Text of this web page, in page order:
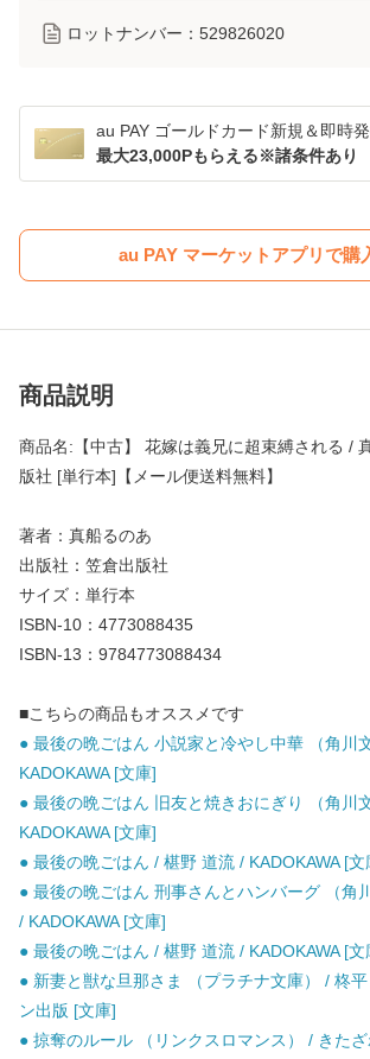
ロットナンバー： 529826020
au PAY ゴールドカード新規＆即時
最大23,000Pもらえる※諸条件あり
au PAY マーケットアプリで購
商品説明
商品名:【中古】 花嫁は義兄に超束縛される /
版社 [単行本]【メール便送料無料】
著者：真船るのあ
出版社：笠倉出版社
サイズ：単行本
ISBN-10：4773088435
ISBN-13：9784773088434
■こちらの商品もオススメです
● 最後の晩ごはん 小説家と冷やし中華 （角川
KADOKAWA [文庫]
● 最後の晩ごはん 旧友と焼きおにぎり （角川
KADOKAWA [文庫]
● 最後の晩ごはん / 椹野 道流 / KADOKAWA [文
● 最後の晩ごはん 刑事さんとハンバーグ （角
/ KADOKAWA [文庫]
● 最後の晩ごはん / 椹野 道流 / KADOKAWA [文
● 新妻と獣な旦那さま （プラチナ文庫） / 柊
ン出版 [文庫]
● 掠奪のルール （リンクスロマンス） / きた